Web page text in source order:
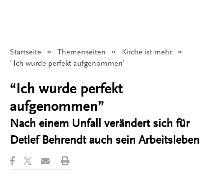
Startseite Themenseiten
Kirche ist mehr
Angezeigt:
"Ich wurde perfekt aufgenommen"
“Ich wurde perfekt
aufgenommen”
Nach einem Unfall verändert sich für
Detlef Behrendt auch sein Arbeitsleben